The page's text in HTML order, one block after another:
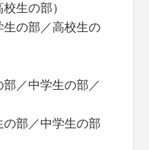
生の部）
生の部／高校生の
部／中学生の部／
の部／中学生の部